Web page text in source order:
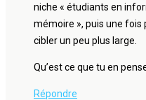
niche « étudiants en
mémoire », puis une
cibler un peu plus large.
Qu’est ce que tu en
Répondre